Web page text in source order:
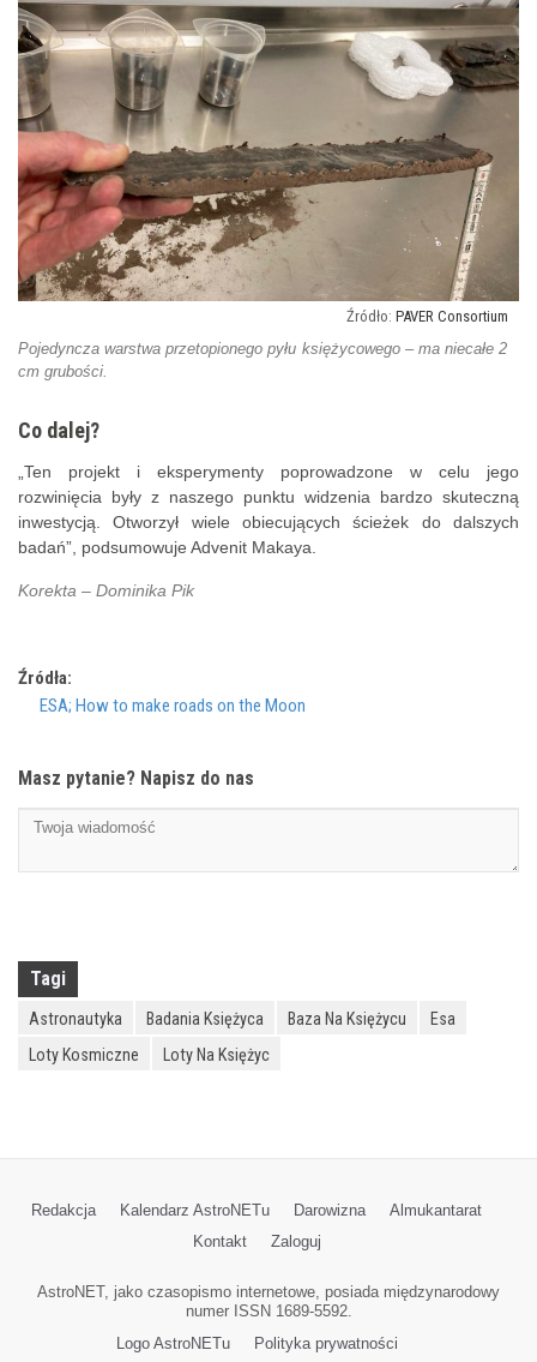
PAVER Consortium
Pojedyncza warstwa przetopionego pyłu księżycowego – ma niecałe 2
cm grubości.
Co dalej?
„Ten projekt i eksperymenty poprowadzone w celu jego
rozwinięcia były z naszego punktu widzenia bardzo skuteczną
inwestycją. Otworzył wiele obiecujących ścieżek do dalszych
badań”, podsumowuje Advenit Makaya.
Korekta – Dominika Pik
Źródła:
ESA; How to make roads on the Moon
Masz pytanie? Napisz do nas
Tagi
Astronautyka Badania Księżyca Baza Na Księżycu
Esa
Loty Kosmiczne
Loty Na Księżyc
Redakcja Kalendarz AstroNETu Darowizna
Almukantarat
Kontakt
Zaloguj
AstroNET, jako czasopismo internetowe, posiada międzynarodowy
numer ISSN 1689-5592.
Logo AstroNETu
Polityka prywatności